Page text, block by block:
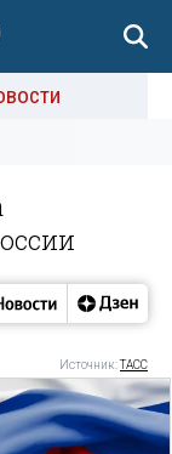
Источник:ТАСС